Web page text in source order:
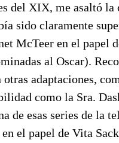
del XIX, me asaltó la
sido claramente
McTeer en el papel
al Oscar).
adaptaciones,
como la Sra.
de esas series de la
el papel de Vita